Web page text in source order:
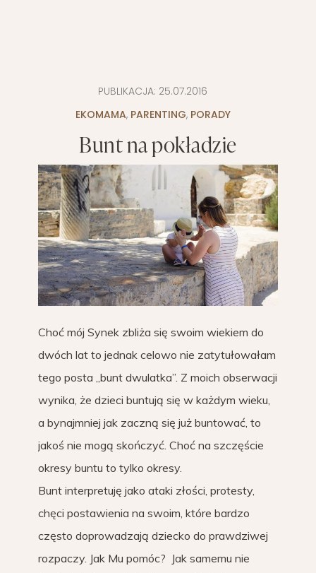
PUBLIKACJA: 25.07.2016
EKOMAMA, PARENTING, PORADY
Bunt na pokładzie
Choć mój Synek zbliża się swoim wiekiem do
dwóch lat to jednak celowo nie zatytułowałam
tego posta „bunt dwulatka”. Z moich obserwacji
wynika, że dzieci buntują się w każdym wieku,
a bynajmniej jak zaczną się już buntować, to
jakoś nie mogą skończyć. Choć na szczęście
okresy buntu to tylko okresy.
Bunt interpretuję jako ataki złości, protesty,
chęci postawienia na swoim, które bardzo
często doprowadzają dziecko do prawdziwej
rozpaczy. Jak Mu pomóc? Jak samemu nie